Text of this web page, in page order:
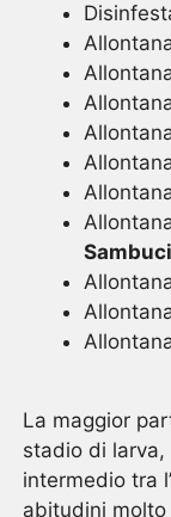
Sambuci
La maggior
stadio di
intermedio tra
abitudini